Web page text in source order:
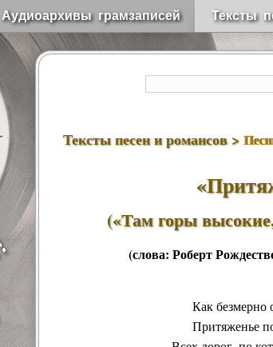
Аудиоархивы грамзаписей Тексты
Тексты песен и романсов >
(«Там горы
(слова: Роберт
Как безмерно
Притяженье